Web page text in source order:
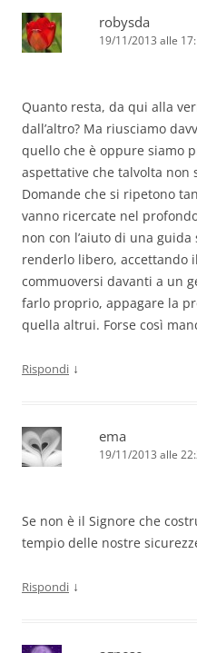
robysda
19/11/2013 alle
Quanto resta, da qui alla
dall’altro? Ma riusciamo
quello che è oppure siamo
aspettative che talvolta non
Domande che si ripetono
vanno ricercate nel
non con l’aiuto di una
renderlo libero, accettando
commuoversi davanti a un
farlo proprio, appagare la
quella altrui. Forse così
Rispondi ↓
ema
19/11/2013 alle
Se non è il Signore che
tempio delle nostre
Rispondi ↓